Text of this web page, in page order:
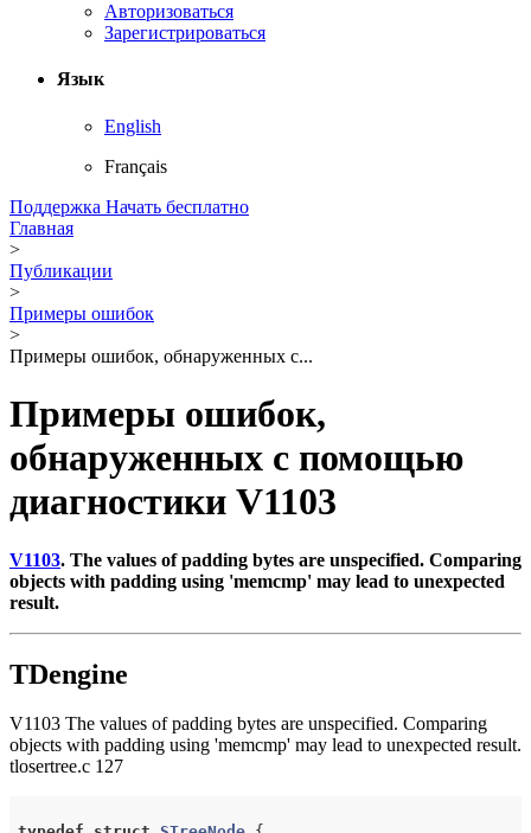
Авторизоваться
Зарегистрироваться
Язык
English
Français
Поддержка Начать бесплатно
Главная
>
Публикации
>
Примеры ошибок
>
Примеры ошибок, обнаруженных с...
Примеры ошибок,
обнаруженных с помощью
диагностики V1103
V1103. The values of padding bytes are unspecified. Comparing
objects with padding using 'memcmp' may lead to unexpected
result.
TDengine
V1103 The values of padding bytes are unspecified. Comparing
objects with padding using 'memcmp' may lead to unexpected result.
tlosertree.c 127